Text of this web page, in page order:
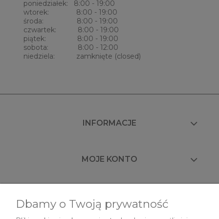
poniedziałek: 8:00 - 19:00
wtorek: 8:00 - 19:00
środa: 8:00 - 19:00
czwartek: 8:00 - 19:00
piątek: 8:00 - 19:00
sobota: 8:00 - 12:00
niedziela: zamknięte (closed)
INFORMACJE
MOJE KONTO
Dbamy o Twoją prywatność